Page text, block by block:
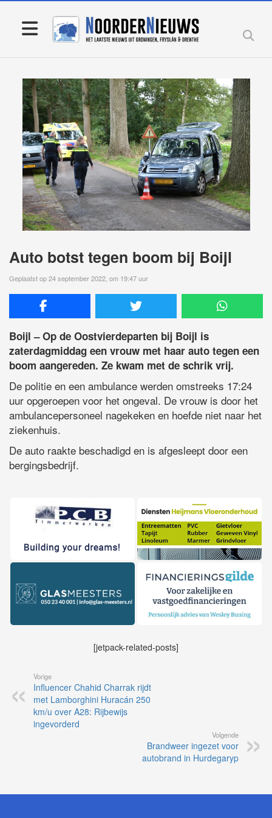
Auto botst tegen boom bij Boijl
Geplaatst op 24 september 2022, om 19:47 uur
Boijl – Op de Oostvierdeparten bij Boijl is
zaterdagmiddag een vrouw met haar auto tegen een
boom aangereden. Ze kwam met de schrik vrij.
De politie en een ambulance werden omstreeks 17:24
uur opgeroepen voor het ongeval. De vrouw is door het
ambulancepersoneel nagekeken en hoefde niet naar het
ziekenhuis.
De auto raakte beschadigd en is afgesleept door een
bergingsbedrijf.
[jetpack-related-posts]
Vorige
Influencer Chahid Charrak rijdt
met Lamborghini Huracán 250
km/u over A28: Rijbewijs
ingevorderd
Volgende
Brandweer ingezet voor
autobrand in Hurdegaryp